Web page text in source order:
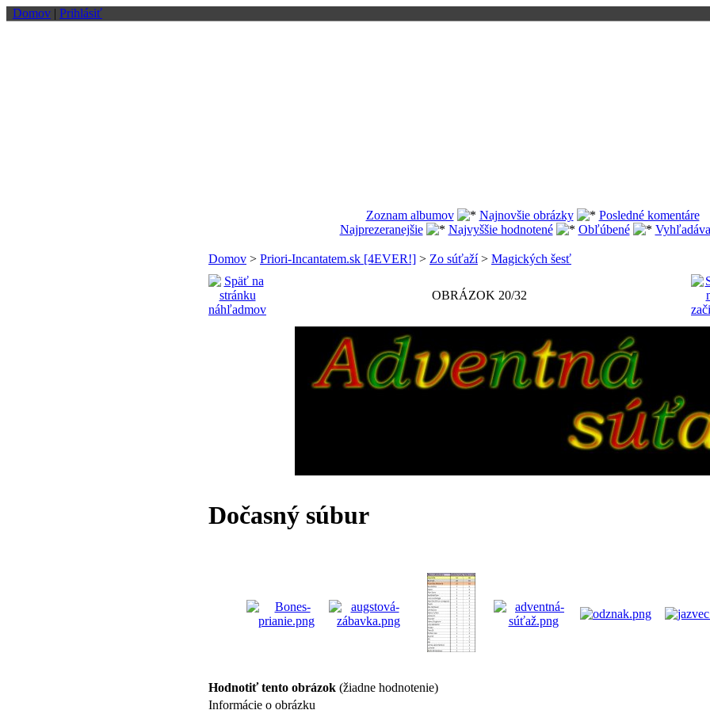
Domov | Prihlásiť
Zoznam albumov Najnovšie obrázky
Posledné komentáre
Najprezeranejšie
Najvyššie hodnotené Obľúbené
Domov > Priori-Incantatem.sk [4EVER!] > Zo súťaží> Magických šesť
OBRÁZOK 20/32
Dočasný súbur
Hodnotiť tento obrázok (žiadne hodnotenie)
Informácie o obrázku